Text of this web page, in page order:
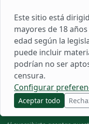
Herramientas
Reclamos
Novedades
Suscríbete para
Este sitio está
mayores de 18
edad según la
puede incluir
podrían no ser
censura.
Configurar
Aceptar todo